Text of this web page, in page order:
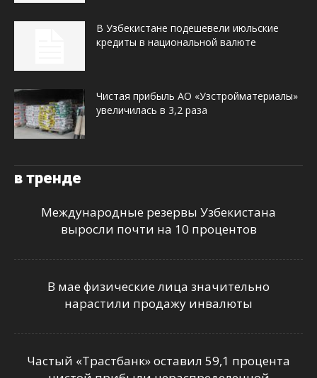
В Узбекистане подешевели июльские
кредиты в национальной валюте
Чистая прибыль АО «Узстройматериалы»
увеличилась в 3,2 раза
в тренде
Международные резервы Узбекистана
выросли почти на 10 процентов
В мае физические лица значительно
нарастили продажу инвалюты
Частый «Трастбанк» оставил 59,1 процента